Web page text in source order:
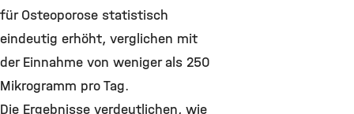
für Osteoporose statistisch
eindeutig erhöht, verglichen mit
der Einnahme von weniger als 250
Mikrogramm pro Tag.
Die Ergebnisse verdeutlichen, wie